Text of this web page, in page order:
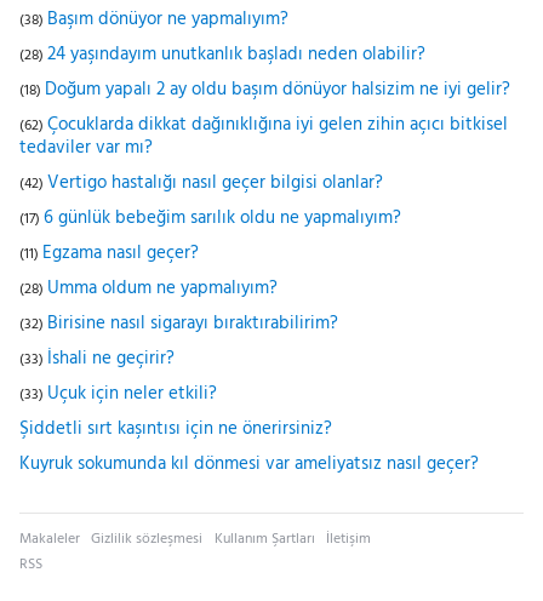
(38) Başım dönüyor ne yapmalıyım?
(28) 24 yaşındayım unutkanlık başladı neden olabilir?
(18) Doğum yapalı 2 ay oldu başım dönüyor halsizim ne iyi gelir?
(62) Çocuklarda dikkat dağınıklığına iyi gelen zihin açıcı bitkisel
tedaviler var mı?
(42) Vertigo hastalığı nasıl geçer bilgisi olanlar?
(17) 6 günlük bebeğim sarılık oldu ne yapmalıyım?
(11) Egzama nasıl geçer?
(28) Umma oldum ne yapmalıyım?
(32) Birisine nasıl sigarayı bıraktırabilirim?
(33) İshali ne geçirir?
(33) Uçuk için neler etkili?
Şiddetli sırt kaşıntısı için ne önerirsiniz?
Kuyruk sokumunda kıl dönmesi var ameliyatsız nasıl geçer?
Makaleler Gizlilik sözleşmesi Kullanım Şartları İletişim
RSS